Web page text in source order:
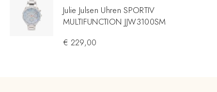
Julie Julsen Uhren SPORTIV
MULTIFUNCTION JJW3100SM
€ 229,00